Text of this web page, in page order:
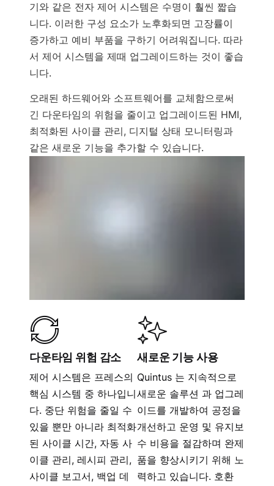
기와 같은 전자 제어 시스템은 수명이 훨씬 짧습
니다. 이러한 구성 요소가 노후화되면 고장률이
증가하고 예비 부품을 구하기 어려워집니다. 따라
서 제어 시스템을 제때 업그레이드하는 것이 좋습
니다.
오래된 하드웨어와 소프트웨어를 교체함으로써
긴 다운타임의 위험을 줄이고 업그레이드된 HMI,
최적화된 사이클 관리, 디지털 상태 모니터링과
같은 새로운 기능을 추가할 수 있습니다.
다운타임 위험 감소
제어 시스템은 프레스의
핵심 시스템 중 하나입니
다. 중단 위험을 줄일 수
있을 뿐만 아니라 최적화
된 사이클 시간, 자동 사
이클 관리, 레시피 관리,
사이클 보고서, 백업 데
새로운 기능 사용
Quintus 는 지속적으로
새로운 솔루션 과 업그레
이드를 개발하여 공정을
개선하고 운영 및 유지보
수 비용을 절감하며 완제
품을 향상시키기 위해 노
력하고 있습니다. 호환